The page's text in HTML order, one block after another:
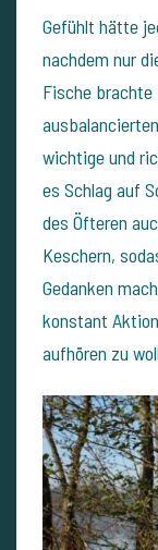
Gefühlt hätte
nachdem nur
Fische
wichtige und
es Schlag auf
des Öfteren
Keschern,
Gedanken
konstant
aufhören zu